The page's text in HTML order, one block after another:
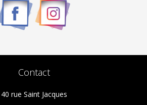
Contact
40 rue Saint Jacques